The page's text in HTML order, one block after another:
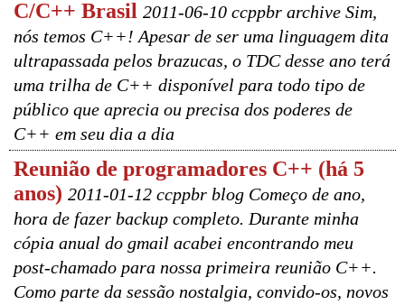
C/C++ Brasil 2011-06-10 ccppbr archive Sim,
nós temos C++! Apesar de ser uma linguagem dita
ultrapassada pelos brazucas, o TDC desse ano terá
uma trilha de C++ disponível para todo tipo de
público que aprecia ou precisa dos poderes de
C++ em seu dia a dia
Reunião de programadores C++ (há 5
anos) 2011-01-12 ccppbr blog Começo de ano,
hora de fazer backup completo. Durante minha
cópia anual do gmail acabei encontrando meu
post-chamado para nossa primeira reunião C++.
Como parte da sessão nostalgia, convido-os, novos